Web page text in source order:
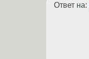
Ответ на: